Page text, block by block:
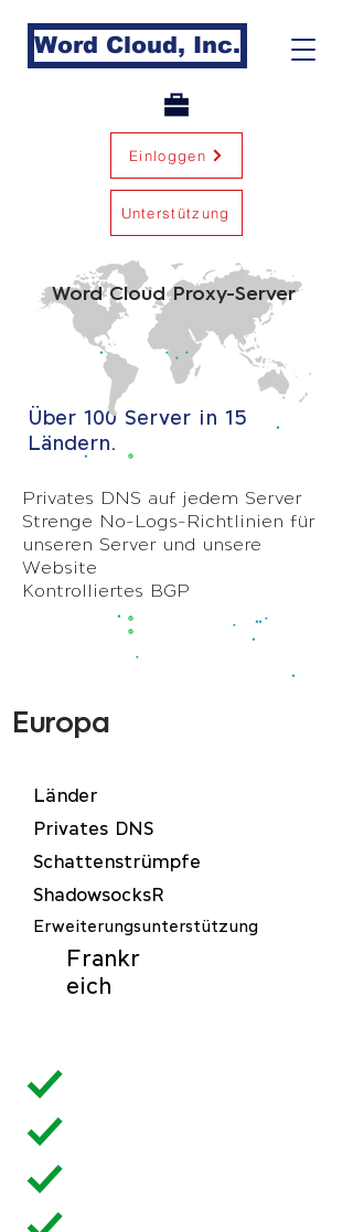
Word Cloud, Inc.
Einloggen
Unterstützung
Über 100 Server in 15
Ländern.
Länder
Schattenstrümpfe
ShadowsocksR
Erweiterungsunterstützung
Privates DNS
Word Cloud Proxy-Server
Frankr
eich
Europa
Privates DNS auf jedem Server
Strenge No-Logs-Richtlinien für
unseren Server und unsere
Website
Kontrolliertes BGP